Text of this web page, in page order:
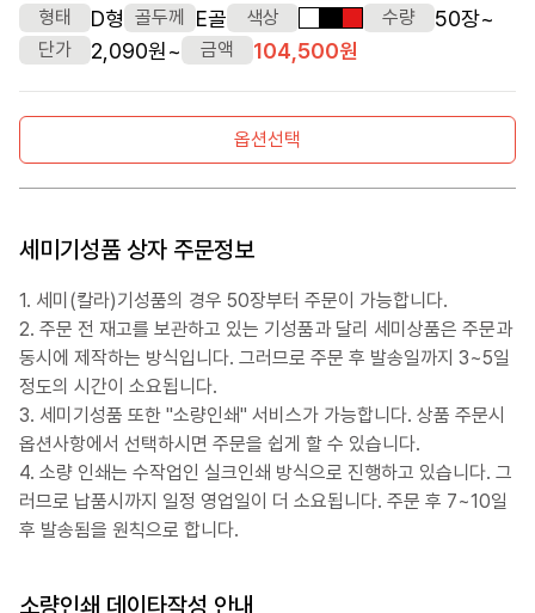
형태 D형 골두께 E골 색상 흰색검정색빨간색수량 50장~
단가 2,090원~ 금액 104,500원
옵션선택
세미기성품 상자 주문정보
1. 세미(칼라)기성품의 경우 50장부터 주문이 가능합니다.
2. 주문 전 재고를 보관하고 있는 기성품과 달리 세미상품은 주문과
동시에 제작하는 방식입니다. 그러므로 주문 후 발송일까지 3~5일
정도의 시간이 소요됩니다.
3. 세미기성품 또한 "소량인쇄" 서비스가 가능합니다. 상품 주문시
옵션사항에서 선택하시면 주문을 쉽게 할 수 있습니다.
4. 소량 인쇄는 수작업인 실크인쇄 방식으로 진행하고 있습니다. 그
러므로 납품시까지 일정 영업일이 더 소요됩니다. 주문 후 7~10일
후 발송됨을 원칙으로 합니다.
소량인쇄 데이타작성 안내